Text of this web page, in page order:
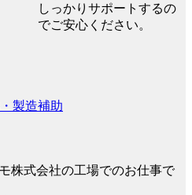
しっかりサポートするの
でご安心ください。
製造補助
株式会社の工場でのお仕事で